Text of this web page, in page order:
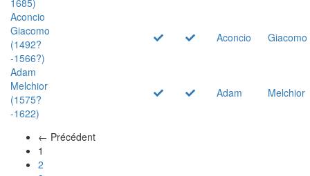
Aconcio
Giacomo
(1492?
-1566?)
Aconcio Giacomo
Adam
Melchior
(1575?
-1622)
Adam Melchior
← Précédent
1
2